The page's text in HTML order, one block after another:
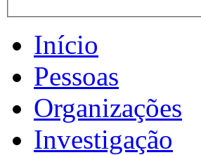
Início
Pessoas
Organizações
Investigação